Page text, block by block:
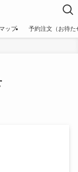
ップ 予約注文（お待た